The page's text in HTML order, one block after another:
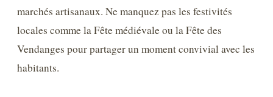
marchés artisanaux. Ne manquez pas les festivités
locales comme la Fête médiévale ou la Fête des
Vendanges pour partager un moment convivial avec les
habitants.